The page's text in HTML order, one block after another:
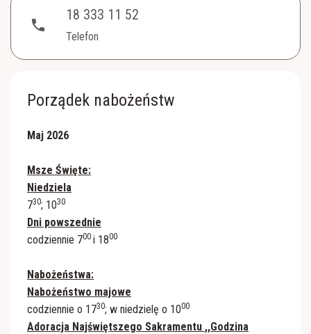
phone
18 333 11 52
Telefon
Porządek nabożeństw
Maj 2026
Msze Święte:
Niedziela
730; 1030
Dni powszednie
codziennie 700 i 1800
Nabożeństwa:
Nabożeństwo majowe
codziennie o 1730; w niedzielę o 1000
Adoracja Najświętszego Sakramentu ,,Godzina